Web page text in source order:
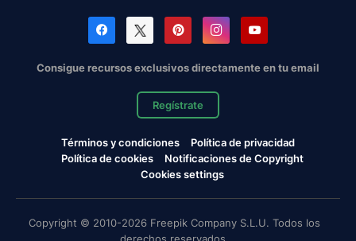
Consigue recursos exclusivos directamente en tu email
Regístrate
Términos y condiciones
Política de privacidad
Política de cookies
Notificaciones de Copyright
Cookies settings
Copyright © 2010-2026 Freepik Company S.L.U. Todos los